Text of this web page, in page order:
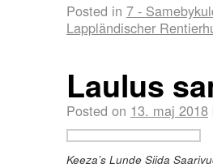
Posted in 7 -
Lappländischer
Laulus
Posted on 13. maj 2018
Keeza’s Lunde Siida